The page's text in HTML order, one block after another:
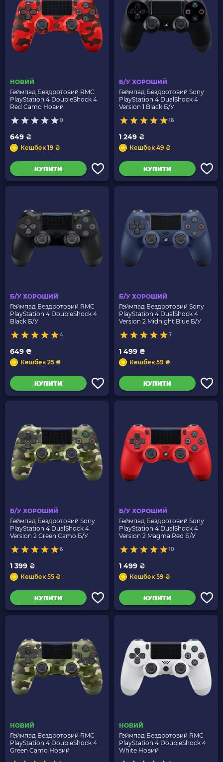
НОВИЙ
Геймпад Бездротовий RMC
PlayStation 4 DoubleShock 4
Red Camo Новий
0
649 ₴
Кешбек 19 ₴
КУПИТИ
Б/У ХОРОШИЙ
Геймпад Бездротовий Sony
PlayStation 4 DualShock 4
Version 1 Black Б/У
16
1 249 ₴
Кешбек 49 ₴
КУПИТИ
Б/У ХОРОШИЙ
Геймпад Бездротовий RMC
PlayStation 4 DoubleShock 4
Black Б/У
4
649 ₴
Кешбек 25 ₴
КУПИТИ
Б/У ХОРОШИЙ
Геймпад Бездротовий Sony
PlayStation 4 DualShock 4
Version 2 Midnight Blue Б/У
7
1 499 ₴
Кешбек 59 ₴
КУПИТИ
Б/У ХОРОШИЙ
Геймпад Бездротовий Sony
PlayStation 4 DualShock 4
Version 2 Green Camo Б/У
6
1 399 ₴
Кешбек 55 ₴
КУПИТИ
Б/У ХОРОШИЙ
Геймпад Бездротовий Sony
PlayStation 4 DualShock 4
Version 2 Magma Red Б/У
10
1 499 ₴
Кешбек 59 ₴
КУПИТИ
НОВИЙ
Геймпад Бездротовий RMC
PlayStation 4 DoubleShock 4
Green Camo Новий
НОВИЙ
Геймпад Бездротовий RMC
PlayStation 4 DoubleShock 4
White Новий